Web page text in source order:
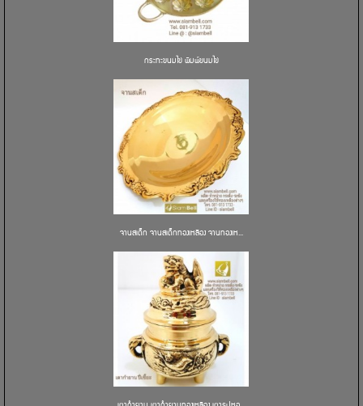
กระทะขนมไข่ พิมพ์ขนมไข่
จานสเต็ก จานสเต็กทองเหลือง จานทองเห...